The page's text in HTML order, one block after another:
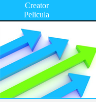
Creator
Pelicula